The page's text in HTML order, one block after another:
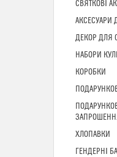
СВЯТКОВІ
АКСЕСУАРИ
ДЕКОР ДЛЯ
НАБОРИ
КОРОБКИ
ХЛОПАВКИ
ГЕНДЕРНІ